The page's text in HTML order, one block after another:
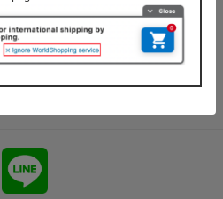
ン、新着・SALE・おすすめ商品な
」のお得＆うれしい情報をお届けい